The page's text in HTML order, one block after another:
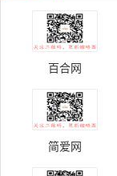
百合网
简爱网